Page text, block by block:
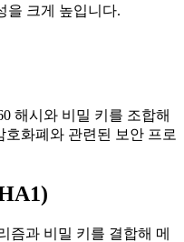
을 크게 높입니다.
해시와 비밀 키를 조합해
화폐와 관련된 보안 프로
즘과 비밀 키를 결합해 메